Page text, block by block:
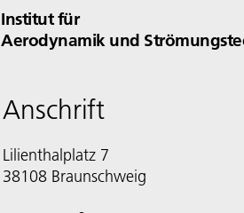
Institut für
Aerodynamik und
Anschrift
Lilienthalplatz 7
38108 Braunschweig